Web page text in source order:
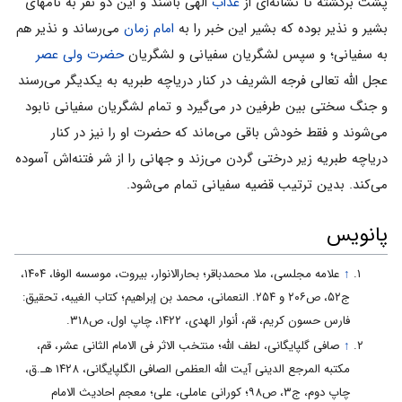
بشیر و نذیر بوده که بشیر این خبر را به امام زمان می‌رساند و نذیر هم
به سفیانی؛ و سپس لشگریان سفیانی و لشگریانحضرت ولی عصر
عجل الله تعالی فرجه الشریف در کنار دریاچه طبریه به یکدیگر می‌رسند
و جنگ سختی بین طرفین در می‌گیرد و تمام لشگریان سفیانی نابود
می‌شوند و فقط خودش باقی می‌ماند که حضرت او را نیز در کنار
دریاچه طبریه زیر درختی گردن می‌زند و جهانی را از شر فتنه‌اش آسوده
می‌کند. بدین ترتیب قضیه سفیانی تمام می‌شود.
پانویس
↑
علامه مجلسی، ملا محمدباقر؛ بحارالانوار، بیروت، موسسه الوفا، ۱۴۰۴،
ج۵۲، ص۲۰۶ و ۲۵۴. النعمانی، محمد بن إبراهیم؛ کتاب الغیبه، تحقیق:
فارس حسون کریم، قم، أنوار الهدی، ۱۴۲۲، چاپ اول، ص۳۱۸.
↑ صافی گلپایگانی، لطف الله؛ منتخب الاثر فی الامام الثانی عشر، قم،
مکتبه المرجع الدینی آیت الله العظمی الصافی الگلپایگانی، ۱۴۲۸ هـ.ق،
چاپ دوم، ج۳، ص۹۸؛ کورانی عاملی، علی؛ معجم احادیث الامام